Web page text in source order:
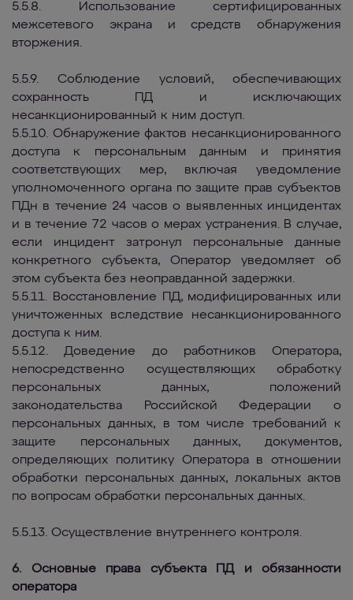
5.5.8. Использование сертифицированных
межсетевого экрана и средств обнаружения
вторжения.
5.5.9. Соблюдение условий, обеспечивающих
сохранность ПД и исключающих
несанкционированный к ним доступ.
5.5.10. Обнаружение фактов несанкционированного
доступа к персональным данным и принятия
соответствующих мер, включая уведомление
уполномоченного органа по защите прав субъектов
ПДн в течение 24 часов о выявленных инцидентах
и в течение 72 часов о мерах устранения. В случае,
если инцидент затронул персональные данные
конкретного субъекта, Оператор уведомляет об
этом субъекта без неоправданной задержки.
5.5.11. Восстановление ПД, модифицированных или
уничтоженных вследствие несанкционированного
доступа к ним.
5.5.12. Доведение до работников Оператора,
непосредственно осуществляющих обработку
персональных данных, положений
законодательства Российской Федерации о
персональных данных, в том числе требований к
защите персональных данных, документов,
определяющих политику Оператора в отношении
обработки персональных данных, локальных актов
по вопросам обработки персональных данных.
5.5.13. Осуществление внутреннего контроля.
6. Основные права субъекта ПД и обязанности
оператора